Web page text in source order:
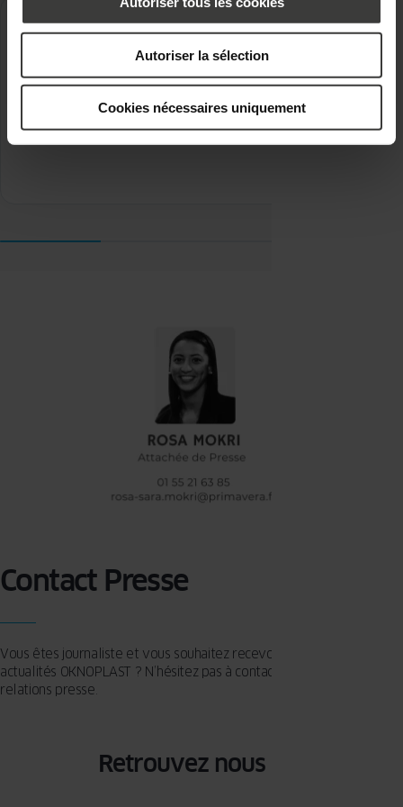
Autoriser la sélection
Cookies nécessaires uniquement
3500
revendeurs dans 21 pays
Contact Presse
Vous êtes journaliste et vous souhaitez recevoir les dernières
actualités OKNOPLAST ? N’hésitez pas à contacter notre agence de
relations presse.
Retrouvez nous sur